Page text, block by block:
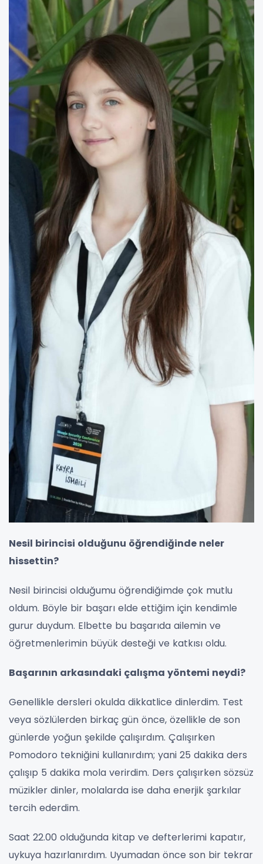
Nesil birincisi olduğunu öğrendiğinde neler
hissettin?
Nesil birincisi olduğumu öğrendiğimde çok mutlu
oldum. Böyle bir başarı elde ettiğim için kendimle
gurur duydum. Elbette bu başarıda ailemin ve
öğretmenlerimin büyük desteği ve katkısı oldu.
Başarının arkasındaki çalışma yöntemi neydi?
Genellikle dersleri okulda dikkatlice dinlerdim. Test
veya sözlülerden birkaç gün önce, özellikle de son
günlerde yoğun şekilde çalışırdım. Çalışırken
Pomodoro tekniğini kullanırdım; yani 25 dakika ders
çalışıp 5 dakika mola verirdim. Ders çalışırken sözsüz
müzikler dinler, molalarda ise daha enerjik şarkılar
tercih ederdim.
Saat 22.00 olduğunda kitap ve defterlerimi kapatır,
uykuya hazırlanırdım. Uyumadan önce son bir tekrar